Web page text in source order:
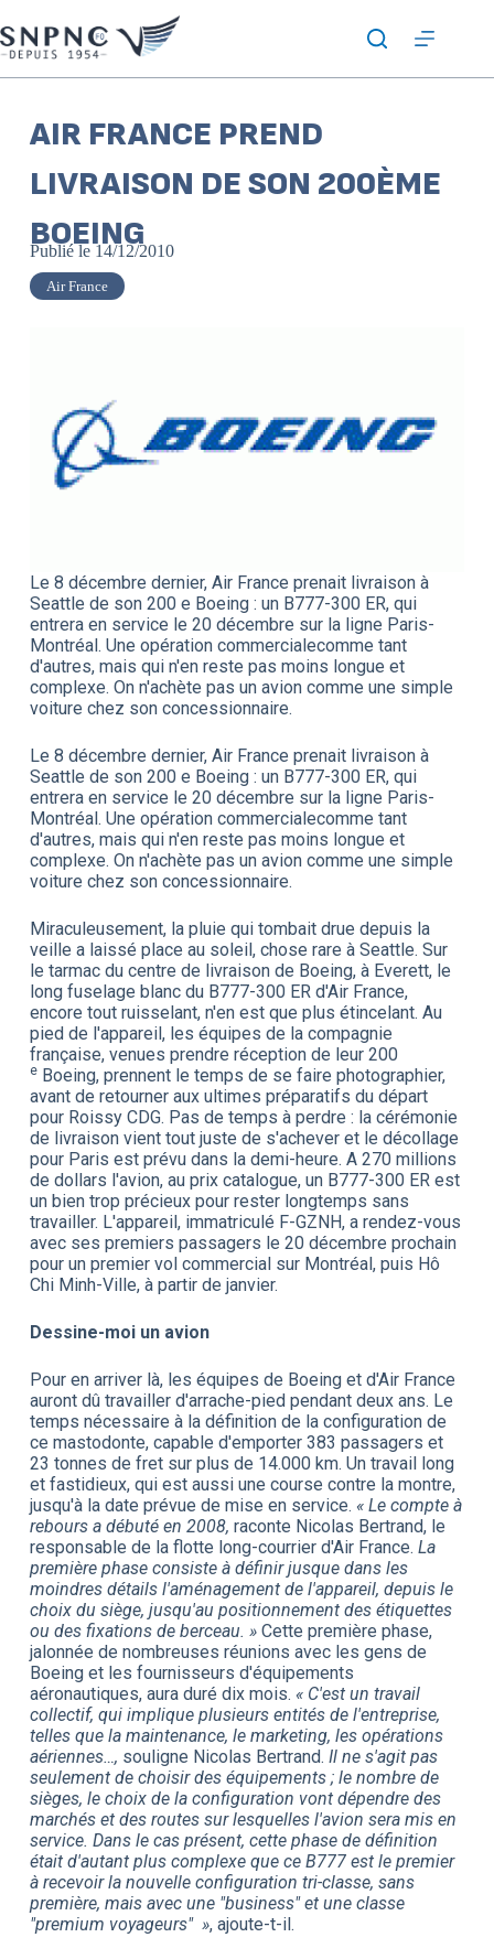
AIR FRANCE PREND
LIVRAISON DE SON 200ÈME
BOEING
Publié le 14/12/2010
Air France
Le 8 décembre dernier, Air France prenait livraison à
Seattle de son 200 e Boeing : un B777-300 ER, qui
entrera en service le 20 décembre sur la ligne Paris-
Montréal. Une opération commercialecomme tant
d'autres, mais qui n'en reste pas moins longue et
complexe. On n'achète pas un avion comme une simple
voiture chez son concessionnaire.
Le 8 décembre dernier, Air France prenait livraison à
Seattle de son 200 e Boeing : un B777-300 ER, qui
entrera en service le 20 décembre sur la ligne Paris-
Montréal. Une opération commercialecomme tant
d'autres, mais qui n'en reste pas moins longue et
complexe. On n'achète pas un avion comme une simple
voiture chez son concessionnaire.
Miraculeusement, la pluie qui tombait drue depuis la
veille a laissé place au soleil, chose rare à Seattle. Sur
le tarmac du centre de livraison de Boeing, à Everett, le
long fuselage blanc du B777-300 ER d'Air France,
encore tout ruisselant, n'en est que plus étincelant. Au
pied de l'appareil, les équipes de la compagnie
française, venues prendre réception de leur 200
eBoeing, prennent le temps de se faire photographier,
avant de retourner aux ultimes préparatifs du départ
pour Roissy CDG. Pas de temps à perdre : la cérémonie
de livraison vient tout juste de s'achever et le décollage
pour Paris est prévu dans la demi-heure. A 270 millions
de dollars l'avion, au prix catalogue, un B777-300 ER est
un bien trop précieux pour rester longtemps sans
travailler. L'appareil, immatriculé F-GZNH, a rendez-vous
avec ses premiers passagers le 20 décembre prochain
pour un premier vol commercial sur Montréal, puis Hô
Chi Minh-Ville, à partir de janvier.
Dessine-moi un avion
Pour en arriver là, les équipes de Boeing et d'Air France
auront dû travailler d'arrache-pied pendant deux ans. Le
temps nécessaire à la définition de la configuration de
ce mastodonte, capable d'emporter 383 passagers et
23 tonnes de fret sur plus de 14.000 km. Un travail long
et fastidieux, qui est aussi une course contre la montre,
jusqu'à la date prévue de mise en service. « Le compte à
rebours a débuté en 2008, raconte Nicolas Bertrand, le
responsable de la flotte long-courrier d'Air France. La
première phase consiste à définir jusque dans les
moindres détails l'aménagement de l'appareil, depuis le
choix du siège, jusqu'au positionnement des étiquettes
ou des fixations de berceau. » Cette première phase,
jalonnée de nombreuses réunions avec les gens de
Boeing et les fournisseurs d'équipements
aéronautiques, aura duré dix mois. « C'est un travail
collectif, qui implique plusieurs entités de l'entreprise,
telles que la maintenance, le marketing, les opérations
aériennes…, souligne Nicolas Bertrand. Il ne s'agit pas
seulement de choisir des équipements ; le nombre de
sièges, le choix de la configuration vont dépendre des
marchés et des routes sur lesquelles l'avion sera mis en
service. Dans le cas présent, cette phase de définition
était d'autant plus complexe que ce B777 est le premier
à recevoir la nouvelle configuration tri-classe, sans
première, mais avec une "business" et une classe
"premium voyageurs" », ajoute-t-il.